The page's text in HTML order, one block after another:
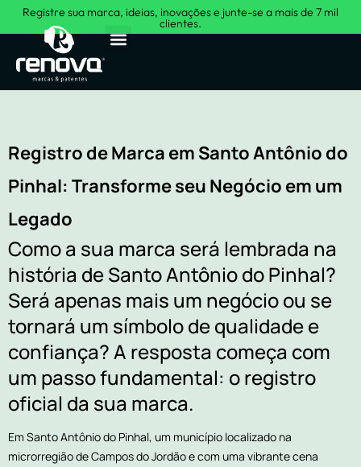
Registre sua marca, ideias, inovações e junte-se a mais de 7 mil
clientes.
Registro de Marca em Santo Antônio do
Pinhal: Transforme seu Negócio em um
Legado
Como a sua marca será lembrada na
história de Santo Antônio do Pinhal?
Será apenas mais um negócio ou se
tornará um símbolo de qualidade e
confiança? A resposta começa com
um passo fundamental: o registro
oficial da sua marca.
Em Santo Antônio do Pinhal, um município localizado na
microrregião de Campos do Jordão e com uma vibrante cena